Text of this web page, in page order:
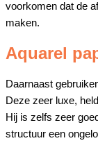
voorkomen dat de
maken.
Aquarel
Daarnaast
Deze zeer luxe,
Hij is zelfs zeer
structuur een